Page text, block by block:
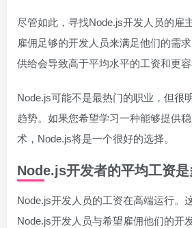
尽管如此，寻找Node.js开发人员的雇
雇佣足够的开发人员来满足他们的需
供给会导致高于平均水平的工资和更容
Node.js可能不是最热门的职业，但很
趋势。如果您希望学习一种能够提供
术，Node.js将是一个很好的选择。
Node.js开发者的平均工资是
Node.js开发人员的工资在高端运行。
Node.js开发人员与希望雇佣他们的开